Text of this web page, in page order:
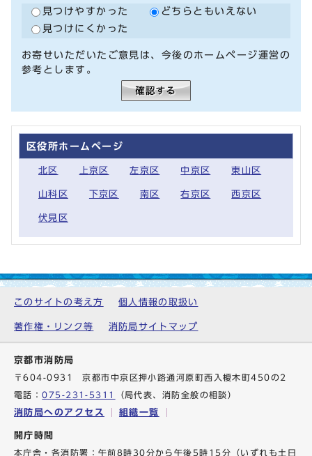
見つけやすかった
どちらともいえない
見つけにくかった
お寄せいただいたご意見は、今後のホームページ運営の
参考とします。
区役所ホームページ
北区 上京区 左京区 中京区 東山区
山科区 下京区 南区 右京区 西京区
伏見区
このサイトの考え方 個人情報の取扱い
著作権・リンク等 消防局サイトマップ
京都市消防局
〒604-0931 京都市中京区押小路通河原町西入榎木町450の2
電話：075-231-5311 （局代表、消防全般の相談）
消防局へのアクセス 組織一覧
開庁時間
本庁舎・各消防署：午前8時30分から午後5時15分（いずれも土日